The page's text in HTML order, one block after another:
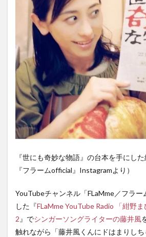
『世にも奇妙な物語』の台本を手にし
『フラームofficial』Instagramより）
YouTubeチャンネル「FLaMme／フラ
した『FLaMme YouTube Radio 「紺野
2 』でシンガーソングライターの藤井風
触れながら「藤井風くんにドはまりし